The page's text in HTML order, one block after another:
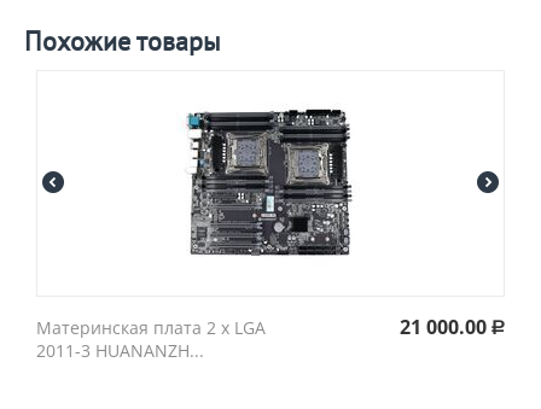
Похожие товары
Материнская плата 2 x LGA
2011-3 HUANANZH...
21 000.00 Р